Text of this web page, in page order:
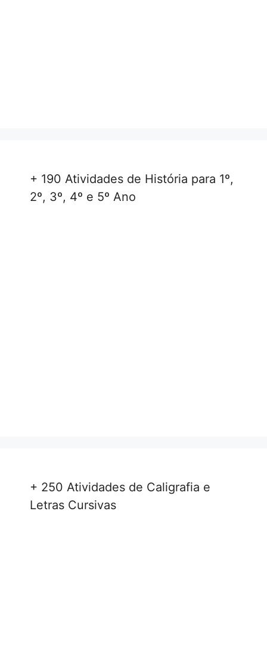
+ 190 Atividades de História para 1º,
2º, 3º, 4º e 5º Ano
+ 250 Atividades de Caligrafia e
Letras Cursivas